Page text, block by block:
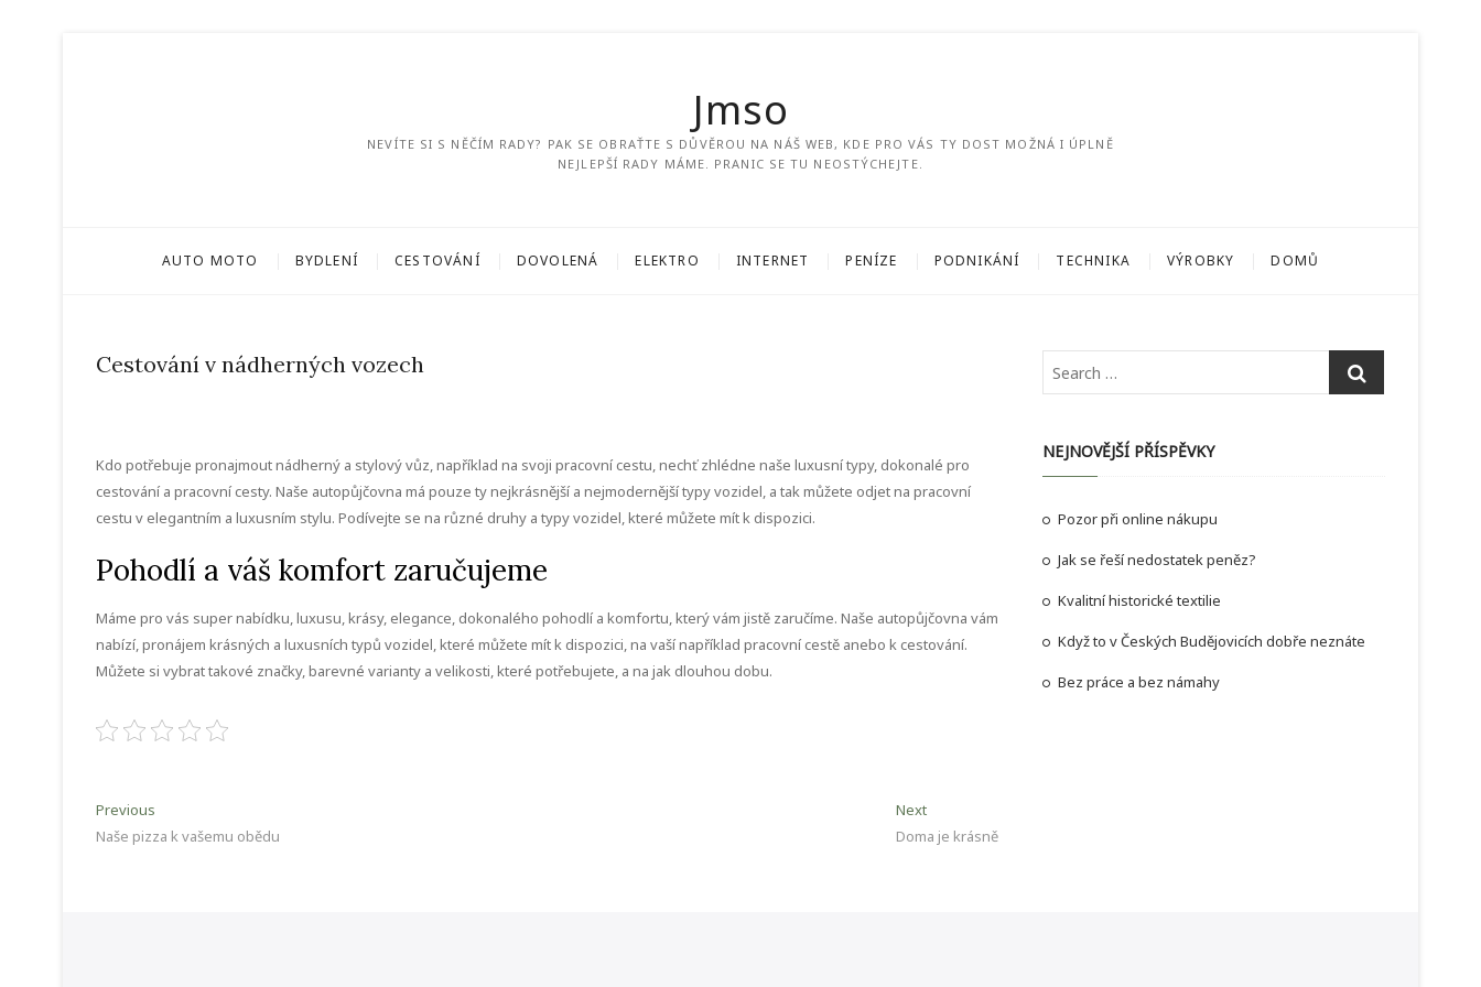
Jmso
NEVÍTE SI S NĚČÍM RADY? PAK SE OBRAŤTE S DŮVĚROU NA NÁŠ WEB, KDE PRO VÁS TY DOST MOŽNÁ I ÚPLNĚ
NEJLEPŠÍ RADY MÁME. PRANIC SE TU NEOSTÝCHEJTE.
AUTO MOTO BYDLENÍ CESTOVÁNÍ DOVOLENÁ ELEKTRO INTERNET PENÍZE PODNIKÁNÍ TECHNIKA VÝROBKY DOMŮ
Cestování v nádherných vozech
Kdo potřebuje pronajmout nádherný a stylový vůz, například na svoji pracovní cestu, nechť zhlédne naše luxusní typy, dokonalé pro
cestování a pracovní cesty. Naše autopůjčovna má pouze ty nejkrásnější a nejmodernější typy vozidel, a tak můžete odjet na pracovní
cestu v elegantním a luxusním stylu. Podívejte se na různé druhy a typy vozidel, které můžete mít k dispozici.
Pohodlí a váš komfort zaručujeme
Máme pro vás super nabídku, luxusu, krásy, elegance, dokonalého pohodlí a komfortu, který vám jistě zaručíme. Naše autopůjčovna vám
nabízí, pronájem krásných a luxusních typů vozidel, které můžete mít k dispozici, na vaší například pracovní cestě anebo k cestování.
Můžete si vybrat takové značky, barevné varianty a velikosti, které potřebujete, a na jak dlouhou dobu.
Navigace
pro
Previous
post:
Naše pizza k vašemu obědu
NextNext
post:
Doma je krásně
NEJNOVĚJŠÍ PŘÍSPĚVKY
Pozor při online nákupu
Jak se řeší nedostatek peněz?
Kvalitní historické textilie
Když to v Českých Budějovicích dobře neznáte
Bez práce a bez námahy